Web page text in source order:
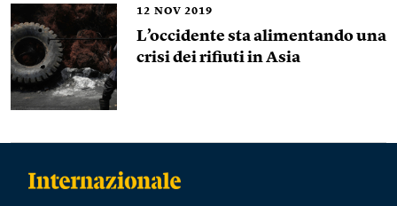
12 NOV 2019
L’occidente sta alimentando una
crisi dei rifiuti in Asia